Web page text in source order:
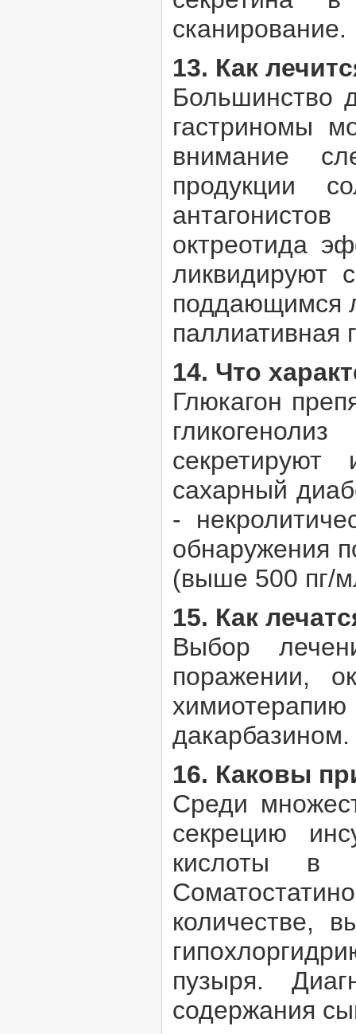
сканирование.
13. Как
Большинство
гастриномы
внимание
продукции
октреотида
ликвидируют
поддающимся
паллиативная
14. Что
Глюкагон
секретируют
сахарный
-
обнаружения
(выше 500 пг/
15. Как
Выбор
поражении,
дакарбазином.
16. Каковы
Среди
секрецию
кислоты в
количестве,
пузыря.
содержания